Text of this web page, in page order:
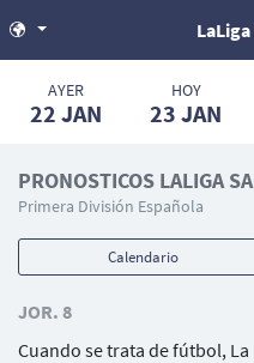
AYER
22 JAN
HOY
23 JAN
PRONOSTICOS LALIGA
Primera División Española
Calendario
JOR. 8
Cuando se trata de fútbol,